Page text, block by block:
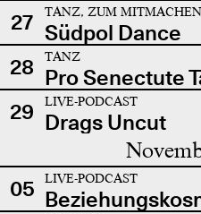
27 TANZ, ZUM MITMACHEN
Südpol Dance
28
TANZ
Pro Senectute
29
LIVE-PODCAST
Drags Uncut
05 LIVE-PODCAST